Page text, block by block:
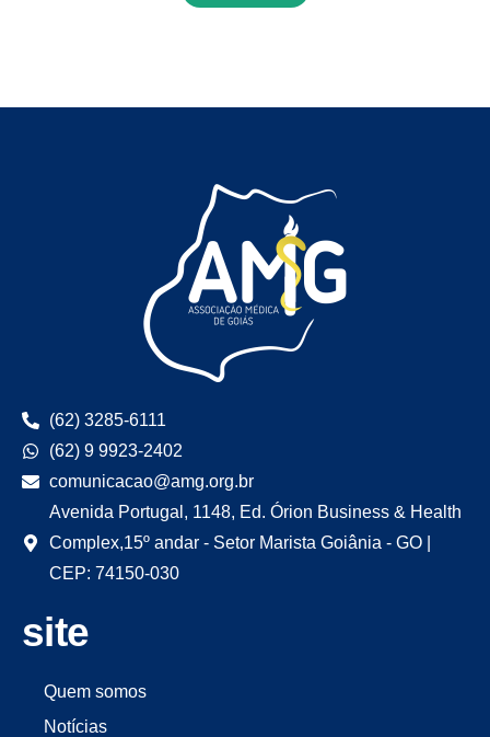
(62) 3285-6111
(62) 9 9923-2402
comunicacao@amg.org.br
Avenida Portugal, 1148, Ed. Órion Business & Health
Complex,15º andar - Setor Marista Goiânia - GO |
CEP: 74150-030
site
Quem somos
Notícias